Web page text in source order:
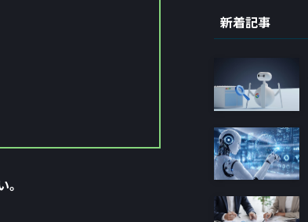
新着記事